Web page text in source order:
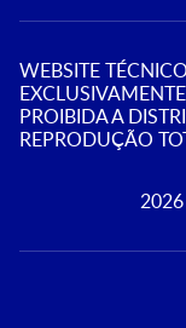
WEBSITE
PROIBIDA A
REPRODUÇÃO